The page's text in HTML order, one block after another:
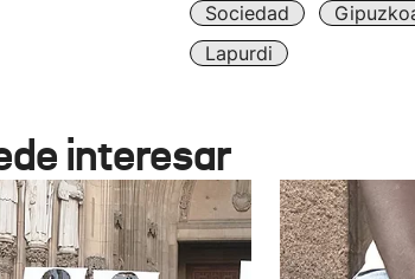
Sociedad
Lapurdi
interesar